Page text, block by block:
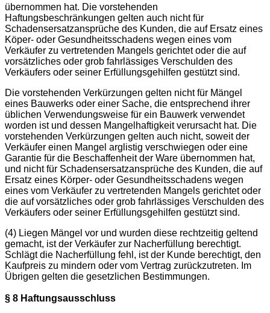
übernommen hat. Die vorstehenden
Haftungsbeschränkungen gelten auch nicht für
Schadensersatzansprüche des Kunden, die auf Ersatz eines
Köper- oder Gesundheitsschadens wegen eines vom
Verkäufer zu vertretenden Mangels gerichtet oder die auf
vorsätzliches oder grob fahrlässiges Verschulden des
Verkäufers oder seiner Erfüllungsgehilfen gestützt sind.
Die vorstehenden Verkürzungen gelten nicht für Mängel
eines Bauwerks oder einer Sache, die entsprechend ihrer
üblichen Verwendungsweise für ein Bauwerk verwendet
worden ist und dessen Mangelhaftigkeit verursacht hat. Die
vorstehenden Verkürzungen gelten auch nicht, soweit der
Verkäufer einen Mangel arglistig verschwiegen oder eine
Garantie für die Beschaffenheit der Ware übernommen hat,
und nicht für Schadensersatzansprüche des Kunden, die auf
Ersatz eines Körper- oder Gesundheitsschadens wegen
eines vom Verkäufer zu vertretenden Mangels gerichtet oder
die auf vorsätzliches oder grob fahrlässiges Verschulden des
Verkäufers oder seiner Erfüllungsgehilfen gestützt sind.
(4) Liegen Mängel vor und wurden diese rechtzeitig geltend
gemacht, ist der Verkäufer zur Nacherfüllung berechtigt.
Schlägt die Nacherfüllung fehl, ist der Kunde berechtigt, den
Kaufpreis zu mindern oder vom Vertrag zurückzutreten. Im
Übrigen gelten die gesetzlichen Bestimmungen.
§ 8 Haftungsausschluss